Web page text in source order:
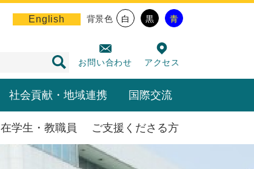
English 背景色 白 黒 青
お問い合わせ アクセス
社会貢献・地域連携 国際交流
在学生・教職員 ご支援くださる方